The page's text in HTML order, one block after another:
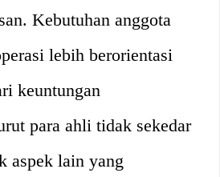
Kebutuhan anggota
lebih berorientasi
keuntungan
para ahli tidak sekedar
aspek lain yang